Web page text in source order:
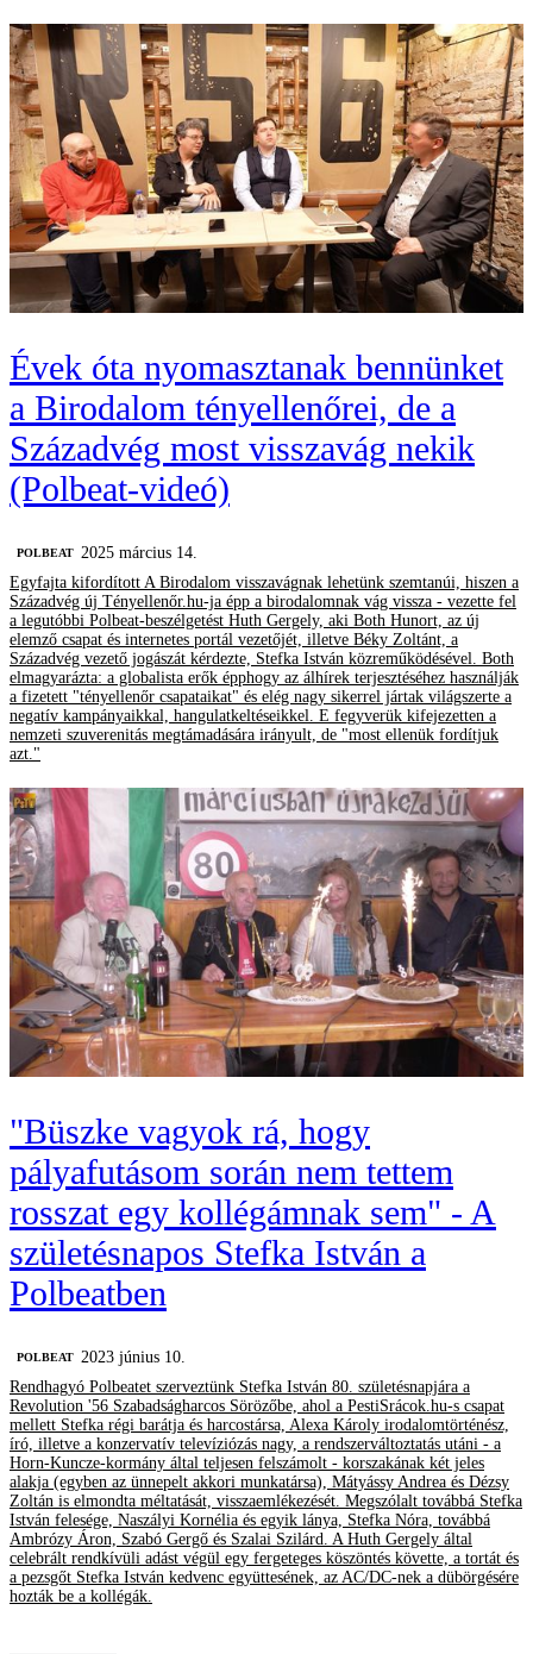
Évek óta nyomasztanak bennünket
a Birodalom tényellenőrei, de a
Századvég most visszavág nekik
(Polbeat-videó)
‎POLBEAT
2025 március 14.
Egyfajta kifordított A Birodalom visszavágnak lehetünk szemtanúi, hiszen a
Századvég új Tényellenőr.hu-ja épp a birodalomnak vág vissza - vezette fel
a legutóbbi Polbeat-beszélgetést Huth Gergely, aki Both Hunort, az új
elemző csapat és internetes portál vezetőjét, illetve Béky Zoltánt, a
Századvég vezető jogászát kérdezte, Stefka István közreműködésével. Both
elmagyarázta: a globalista erők épphogy az álhírek terjesztéséhez használják
a fizetett "tényellenőr csapataikat" és elég nagy sikerrel jártak világszerte a
negatív kampányaikkal, hangulatkeltéseikkel. E fegyverük kifejezetten a
nemzeti szuverenitás megtámadására irányult, de "most ellenük fordítjuk
azt."
"Büszke vagyok rá, hogy
pályafutásom során nem tettem
rosszat egy kollégámnak sem" - A
születésnapos Stefka István a
Polbeatben
‎POLBEAT 2023 június 10.
Rendhagyó Polbeatet szerveztünk Stefka István 80. születésnapjára a
Revolution '56 Szabadságharcos Sörözőbe, ahol a PestiSrácok.hu-s csapat
mellett Stefka régi barátja és harcostársa, Alexa Károly irodalomtörténész,
író, illetve a konzervatív televíziózás nagy, a rendszerváltoztatás utáni - a
Horn-Kuncze-kormány által teljesen felszámolt - korszakának két jeles
alakja (egyben az ünnepelt akkori munkatársa), Mátyássy Andrea és Dézsy
Zoltán is elmondta méltatását, visszaemlékezését. Megszólalt továbbá Stefka
István felesége, Naszályi Kornélia és egyik lánya, Stefka Nóra, továbbá
Ambrózy Áron, Szabó Gergő és Szalai Szilárd. A Huth Gergely által
celebrált rendkívüli adást végül egy fergeteges köszöntés követte, a tortát és
a pezsgőt Stefka István kedvenc együttesének, az AC/DC-nek a dübörgésére
hozták be a kollégák.